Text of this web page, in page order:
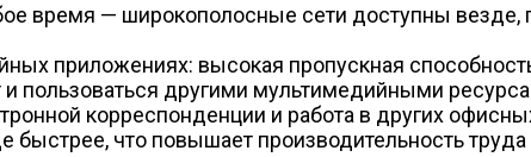
время — широкополосные сети доступны везде,
приложениях: высокая пропускная
пользоваться другими мультимедийными
корреспонденции и работа в других
быстрее, что повышает производительность